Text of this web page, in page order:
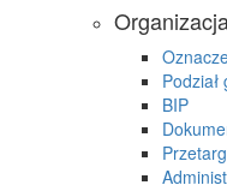
Podział
BIP